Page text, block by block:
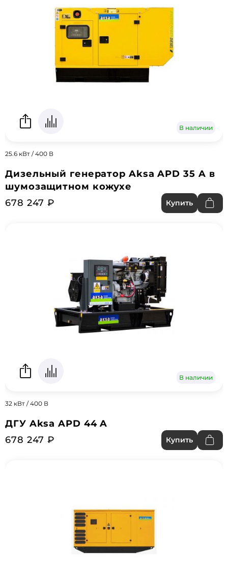
В наличии
25.6 кВт / 400 В
Дизельный генератор Aksa APD 35 A в
шумозащитном кожухе
678 247 ₽
Купить
В наличии
32 кВт / 400 В
ДГУ Aksa APD 44 A
678 247 ₽
Купить